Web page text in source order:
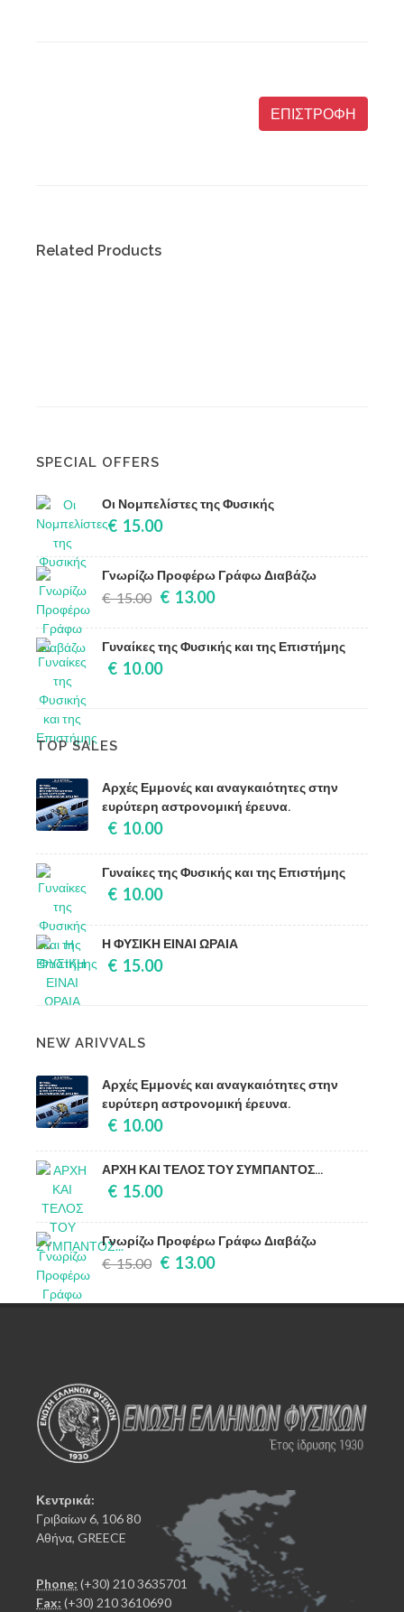
ΕΠΙΣΤΡΟΦΗ
Related Products
SPECIAL OFFERS
Οι Νομπελίστες της Φυσικής
€ 15.00
Γνωρίζω Προφέρω Γράφω Διαβάζω
€ 15.00 € 13.00
Γυναίκες της Φυσικής και της Επιστήμης
€ 10.00
TOP SALES
Αρχές Εμμονές και αναγκαιότητες στην
ευρύτερη αστρονομική έρευνα.
€ 10.00
Γυναίκες της Φυσικής και της Επιστήμης
€ 10.00
Η ΦΥΣΙΚΗ ΕΙΝΑΙ ΩΡΑΙΑ
€ 15.00
NEW ARIVVALS
Αρχές Εμμονές και αναγκαιότητες στην
ευρύτερη αστρονομική έρευνα.
€ 10.00
ΑΡΧΗ ΚΑΙ ΤΕΛΟΣ ΤΟΥ ΣΥΜΠΑΝΤΟΣ...
€ 15.00
Γνωρίζω Προφέρω Γράφω Διαβάζω
€ 15.00 € 13.00
Κεντρικά:
Γριβαίων 6, 106 80
Αθήνα, GREECE
Phone: (+30) 210 3635701
Fax: (+30) 210 3610690